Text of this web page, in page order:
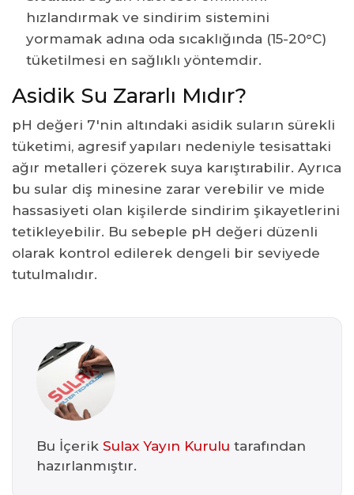
hızlandırmak ve sindirim sistemini
yormamak adına oda sıcaklığında (15-20°C)
tüketilmesi en sağlıklı yöntemdir.
Asidik Su Zararlı Mıdır?
pH değeri 7'nin altındaki asidik suların sürekli
tüketimi, agresif yapıları nedeniyle tesisattaki
ağır metalleri çözerek suya karıştırabilir. Ayrıca
bu sular diş minesine zarar verebilir ve mide
hassasiyeti olan kişilerde sindirim şikayetlerini
tetikleyebilir. Bu sebeple pH değeri düzenli
olarak kontrol edilerek dengeli bir seviyede
tutulmalıdır.
Bu İçerik Sulax Yayın Kurulu tarafından
hazırlanmıştır.